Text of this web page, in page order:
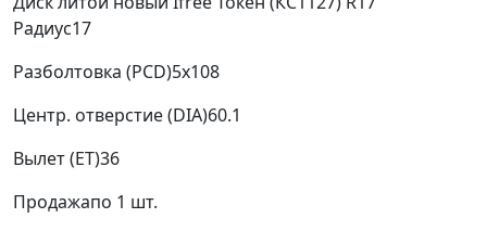
Радиус17
Разболтовка (PCD)5x108
Центр. отверстие (DIA)60.1
Вылет (ET)36
Продажапо 1 шт.